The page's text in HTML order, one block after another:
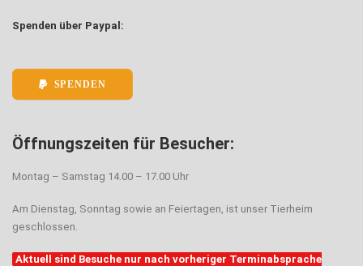
Spenden über Paypal:
SPENDEN
Öffnungszeiten für Besucher:
Montag – Samstag 14.00 – 17.00 Uhr
Am Dienstag, Sonntag sowie an Feiertagen, ist unser Tierheim
geschlossen.
Aktuell sind Besuche nur nach vorheriger Terminabsprache